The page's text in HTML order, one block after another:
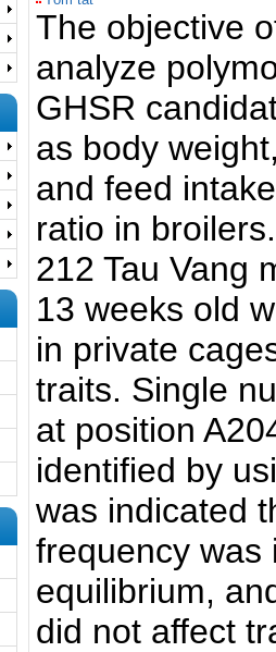
The objective
analyze
GHSR
as body
and feed
ratio in
212 Tau Vang
13 weeks old
in private
traits. Single
at position
identified by
was indicated
frequency was
equilibrium,
did not affect